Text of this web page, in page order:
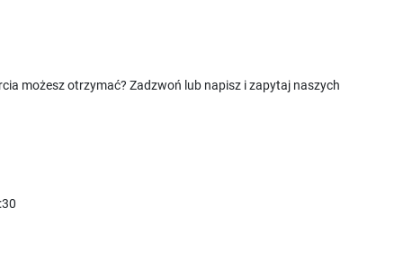
możesz otrzymać? Zadzwoń lub napisz i zapytaj naszych